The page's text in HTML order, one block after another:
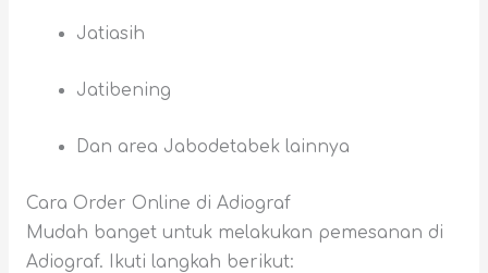
Jatiasih
Jatibening
Dan area Jabodetabek lainnya
Cara Order Online di Adiograf
Mudah banget untuk melakukan pemesanan di
Adiograf. Ikuti langkah berikut: